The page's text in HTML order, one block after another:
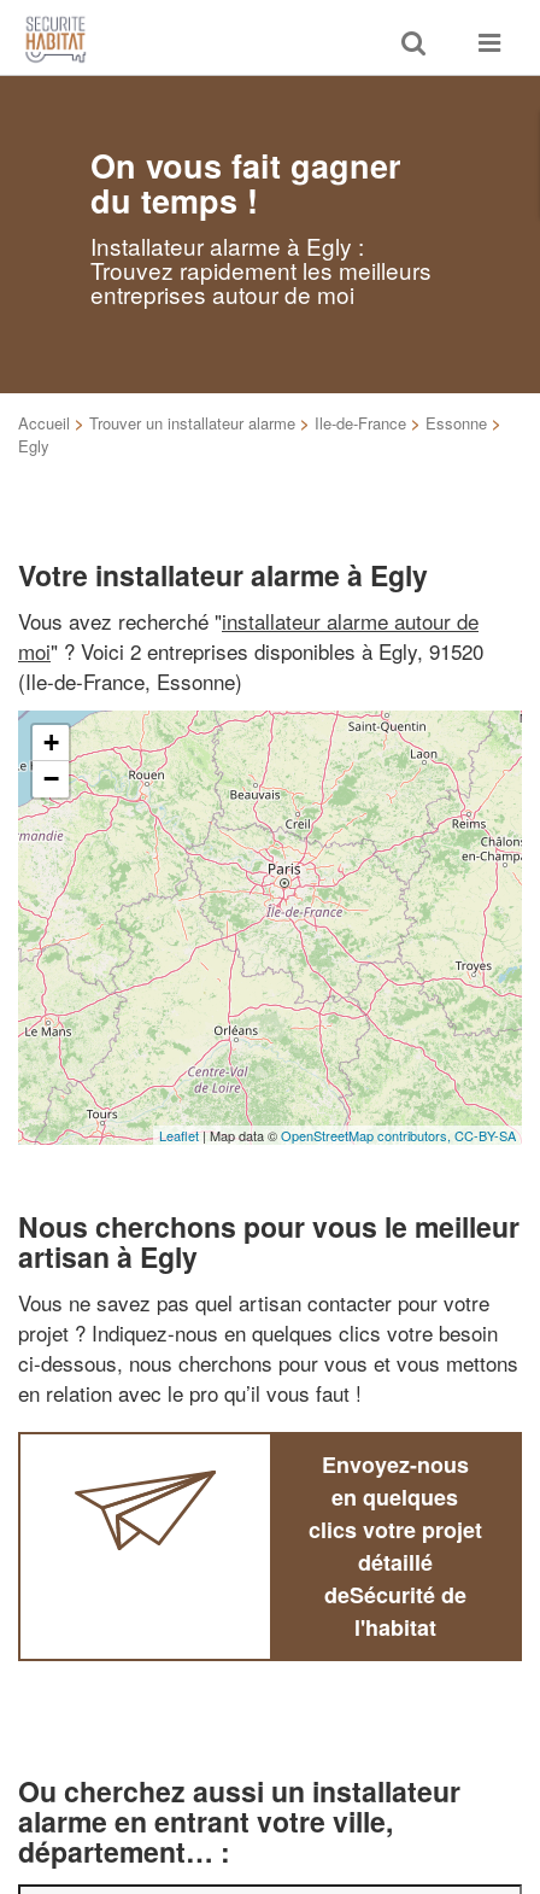
Toggle
search
Toggle
On vous fait gagner
du temps !
Installateur alarme à Egly :
Trouvez rapidement les meilleurs
entreprises autour de moi
Accueil > Trouver un installateur alarme > Ile-de-France > Essonne >
Egly
Votre installateur alarme à Egly
Vous avez recherché "installateur alarme autour de
moi" ? Voici 2 entreprises disponibles à Egly, 91520
(Ile-de-France, Essonne)
+
−
Leaflet| Map data ©OpenStreetMap contributors, CC-BY-SA
Nous cherchons pour vous le meilleur
artisan à Egly
Vous ne savez pas quel artisan contacter pour votre
projet ? Indiquez-nous en quelques clics votre besoin
ci-dessous, nous cherchons pour vous et vous mettons
en relation avec le pro qu’il vous faut !
Envoyez-nous
en quelques
clics votre projet
détaillé
deSécurité de
l'habitat
Ou cherchez aussi un installateur
alarme en entrant votre ville,
département… :